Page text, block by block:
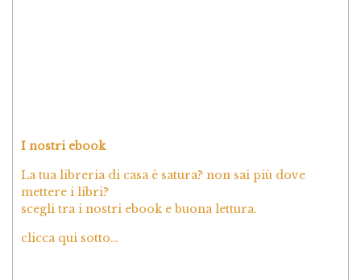
I nostri ebook
La tua libreria di casa è satura? non sai più dove
mettere i libri?
scegli tra i nostri ebook e buona lettura.
clicca qui sotto…